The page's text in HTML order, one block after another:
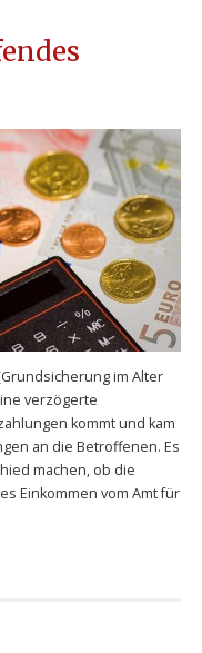
im Alter
verzögerte
kommt und kam
an die Betroffenen. Es
machen, ob die
Einkommen vom Amt für